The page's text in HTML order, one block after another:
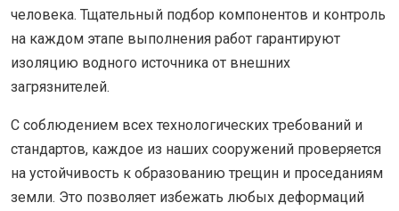
человека. Тщательный подбор компонентов и контроль
на каждом этапе выполнения работ гарантируют
изоляцию водного источника от внешних
загрязнителей.
С соблюдением всех технологических требований и
стандартов, каждое из наших сооружений проверяется
на устойчивость к образованию трещин и проседаниям
земли. Это позволяет избежать любых деформаций